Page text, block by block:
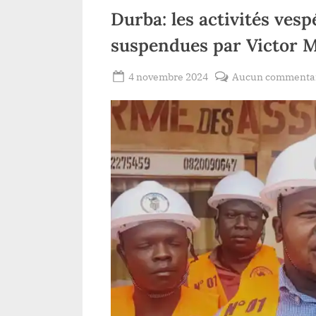
Durba: les activités
suspendues par Victor
Posted
4 novembre 2024
VYAVU
Aucun